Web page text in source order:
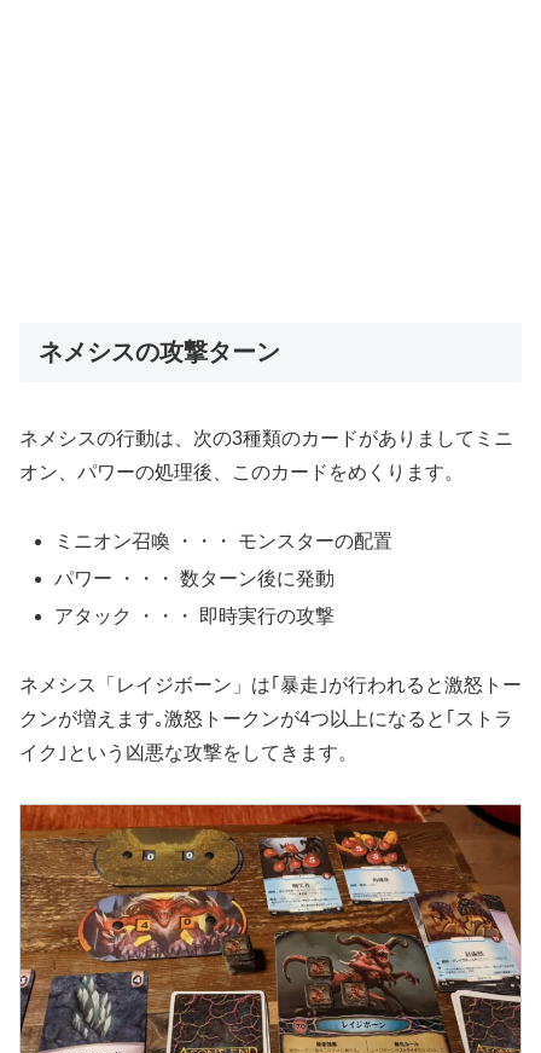
ネメシスの攻撃ターン
ネメシスの行動は、次の3種類のカードがありましてミニ
オン、パワーの処理後、このカードをめくります。
ミニオン召喚 ・・・ モンスターの配置
パワー ・・・ 数ターン後に発動
アタック ・・・ 即時実行の攻撃
ネメシス「レイジボーン」は｢暴走｣が行われると激怒トー
クンが増えます｡激怒トークンが4つ以上になると｢ストラ
イク｣という凶悪な攻撃をしてきます。